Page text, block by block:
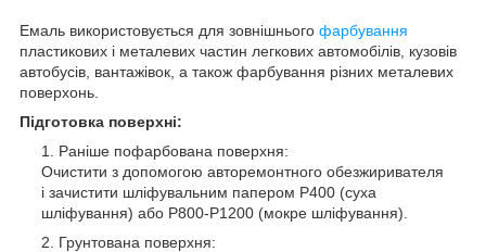
Емаль використовується для зовнішнього фарбування
пластикових і металевих частин легкових автомобілів, кузовів
автобусів, вантажівок, а також фарбування різних металевих
поверхонь.
Підготовка поверхні:
Раніше пофарбована поверхня:
Очистити з допомогою авторемонтного обезжиривателя
і зачистити шліфувальним папером Р400 (суха
шліфування) або Р800-Р1200 (мокре шліфування).
Грунтована поверхня: